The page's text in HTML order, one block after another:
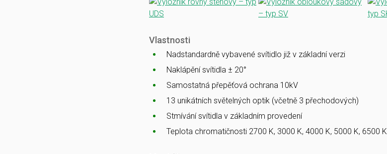
Vlastnosti
Nadstandardně vybavené svítidlo již v základní verzi
Naklápění svítidla ± 20°
Samostatná přepěťová ochrana 10kV
13 unikátních světelných optik (včetně 3 přechodových)
Stmívání svítidla v základním provedení
Teplota chromatičnosti 2700 K, 3000 K, 4000 K, 5000 K, 6500 K